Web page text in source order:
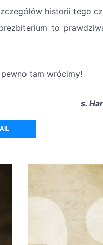
historii tego
to
tam wrócimy!
s.